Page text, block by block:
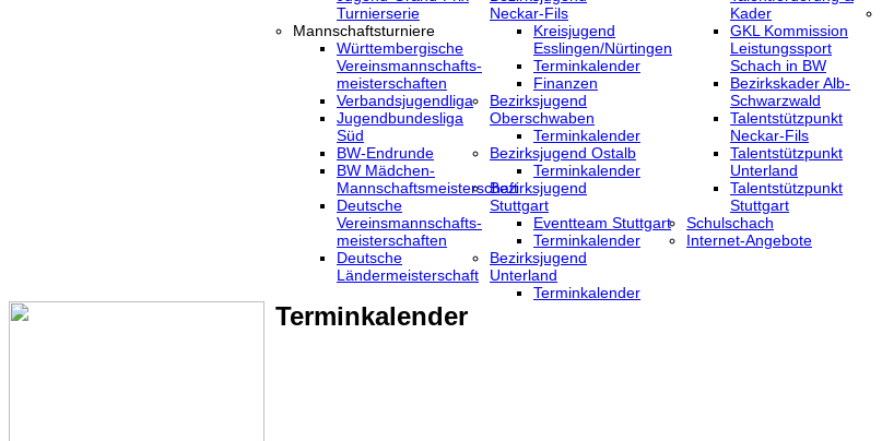
Turnierserie
Mannschaftsturniere
Württembergische
Vereinsmannschafts-
meisterschaften
Verbandsjugendliga
Jugendbundesliga
Süd
BW-Endrunde
BW Mädchen-
Mannschaftsmeisterschaft
Deutsche
Vereinsmannschafts-
meisterschaften
Deutsche
Ländermeisterschaft
Neckar-Fils
Kreisjugend
‎Esslingen/Nürtingen
Terminkalender
Finanzen
Bezirksjugend
Oberschwaben
Terminkalender
Bezirksjugend Ostalb
Terminkalender
Bezirksjugend
Stuttgart
‎Eventteam Stuttgart
Terminkalender
Bezirksjugend
Unterland
Terminkalender
Kader
GKL Kommission
Leistungssport
Schach in BW
Bezirkskader Alb-
Schwarzwald
Talentstützpunkt
Neckar-Fils
Talentstützpunkt
Unterland
Talentstützpunkt
Stuttgart
Schulschach
Internet-Angebote
Terminkalender